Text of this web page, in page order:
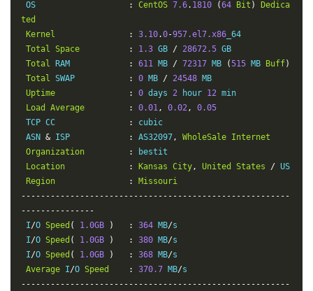
OS : CentOS 7.6. 1810 (64 Bit )
Dedica
ted
Kernel
: 3.10.0-957.el7.x86 _64
Total Space : 1.3 GB / 28672.5 GB
Total RAM : 611 MB / 72317 MB (515 MB Buff)
Total SWAP : 0 MB / 24548 MB
Uptime
: 0 days 2 hour 12 min
Load
Average : 0.01, 0.02,
0.05
TCP CC
:
cubic
ASN & ISP : AS32097, WholeSale Internet
Organization
:
bestit
Location
: Kansas City, United States / US
Region
:
Missouri
-------------------------------------------------------
---------------
I/O Speed ( 1.0GB ) : 364 MB/s
I/O Speed ( 1.0GB ) : 380 MB/s
I/O Speed ( 1.0GB ) : 368 MB/s
Average I/O Speed : 370.7 MB/
-------------------------------------------------------